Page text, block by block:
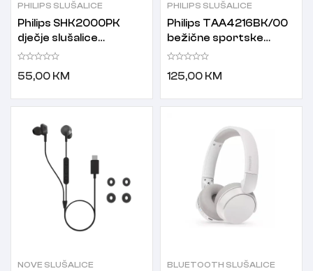
PHILIPS SLUŠALICE
Philips SHK2000PK
dječje slušalice
ljubičaste
55,00 KM
PHILIPS SLUŠALICE
Philips TAA4216BK/00
bežične sportske
slušalice
125,00 KM
NOVE SLUŠALICE
BLUETOOTH SLUŠALICE